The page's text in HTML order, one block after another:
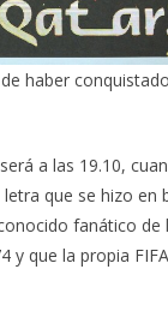
haber
a las 19.10,
que se hizo en
fanático de
y que la propia